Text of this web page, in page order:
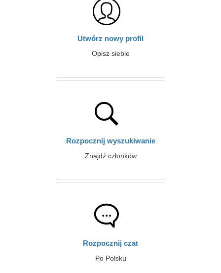
Utwórz nowy profil
Opisz siebie
Rozpocznij wyszukiwanie
Znajdź członków
Rozpocznij czat
Po Polsku